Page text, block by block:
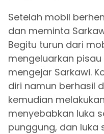
Setelah mobil
dan meminta
Begitu turun dari
mengeluarkan
mengejar Sarkawi.
diri namun berhasil
kemudian
menyebabkan luka
punggung, dan luka